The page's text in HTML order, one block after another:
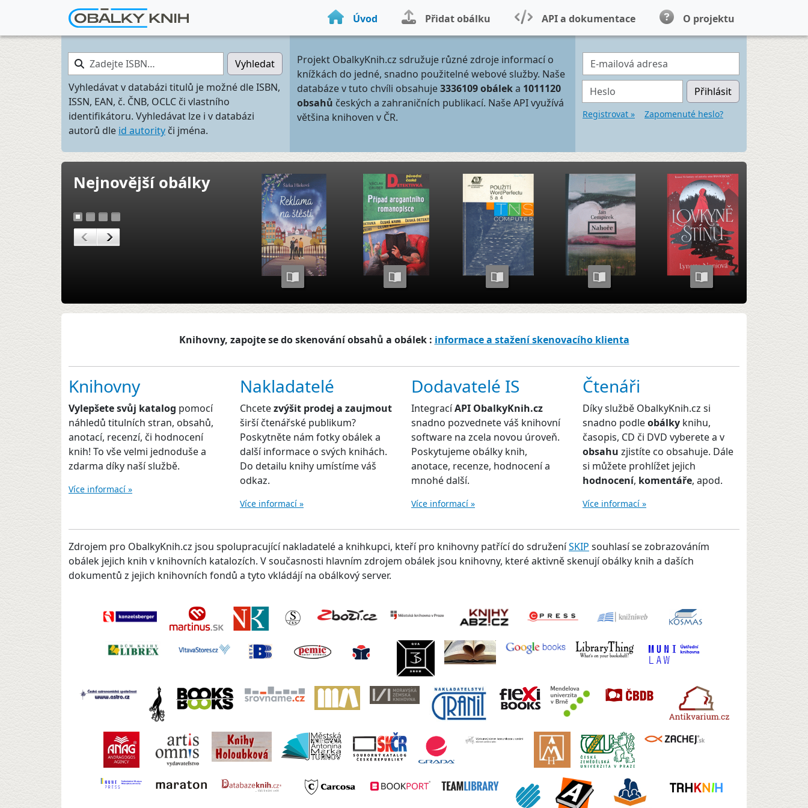
Úvod Přidat obálku API a dokumentace O projektu
Zadejte ISBN…
Vyhledat
Vyhledávat v databázi titulů je možné dle ISBN,
ISSN, EAN, č. ČNB, OCLC či vlastního
identifikátoru. Vyhledávat lze i v databázi
autorů dle id autority či jména.
Projekt ObalkyKnih.cz sdružuje různé zdroje informací o
knížkách do jedné, snadno použitelné webové služby. Naše
databáze v tuto chvíli obsahuje3336109 obáleka 1011120
obsahů českých a zahraničních publikací. Naše API využívá
většina knihoven v ČR.
E-mailová adresa
Heslo Přihlásit
Registrovat » Zapomenuté heslo?
Nejnovější obálky
1 2 3 4
<
>
Knihovny, zapojte se do skenování obsahů a obálek : informace a stažení skenovacího klienta
Knihovny
Vylepšete svůj katalog pomocí
náhledů titulních stran, obsahů,
anotací, recenzí, či hodnocení
knih! To vše velmi jednoduše a
zdarma díky naší službě.
Více informací »
Nakladatelé
Chcetezvýšit prodej a zaujmout
širší čtenářské publikum?
Poskytněte nám fotky obálek a
další informace o svých knihách.
Do detailu knihy umístíme váš
odkaz.
Více informací »
Dodavatelé IS
IntegracíAPI ObalkyKnih.cz
snadno pozvednete váš knihovní
software na zcela novou úroveň.
Poskytujeme obálky knih,
anotace, recenze, hodnocení a
mnohé další.
Více informací »
Čtenáři
Díky službě ObalkyKnih.cz si
snadno podleobálky knihu,
časopis, CD či DVD vyberete a v
obsahu zjistíte co obsahuje. Dále
si můžete prohlížet jejich
hodnocení, komentáře, apod.
Více informací »
Zdrojem pro ObalkyKnih.cz jsou spolupracující nakladatelé a knihkupci, kteří pro knihovny patřící do sdruženíSKIP souhlasí se zobrazováním
obálek jejich knih v knihovních katalozích. V současnosti hlavním zdrojem obálek jsou knihovny, které aktivně skenují obálky knih a daších
dokumentů z jejich knihovních fondů a tyto vkládájí na obálkový server.